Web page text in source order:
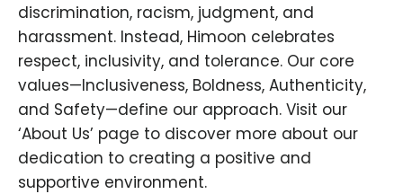
discrimination, racism, judgment, and
harassment. Instead, Himoon celebrates
respect, inclusivity, and tolerance. Our core
values—Inclusiveness, Boldness, Authenticity,
and Safety—define our approach. Visit our
‘About Us’ page to discover more about our
dedication to creating a positive and
supportive environment.